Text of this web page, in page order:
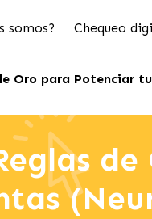
somos? Chequeo
Oro para Potenciar